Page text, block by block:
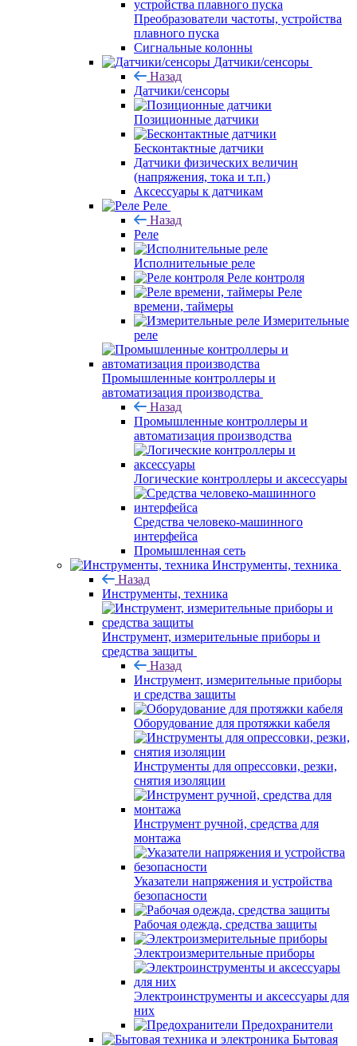
Преобразователи частоты, устройства
плавного пуска
Сигнальные колонны
Датчики/сенсоры
Назад
Датчики/сенсоры
Позиционные датчики
Бесконтактные датчики
Датчики физических величин
(напряжения, тока и т.п.)
Аксессуары к датчикам
Реле
Назад
Реле
Исполнительные реле
Реле контроля
Реле
времени, таймеры
Измерительные
реле
Промышленные контроллеры и
автоматизация производства
Назад
Промышленные контроллеры и
автоматизация производства
Логические контроллеры и аксессуары
Средства человеко-машинного
интерфейса
Промышленная сеть
Инструменты, техника
Назад
Инструменты, техника
Инструмент, измерительные приборы и
средства защиты
Назад
Инструмент, измерительные приборы
и средства защиты
Оборудование для протяжки кабеля
Инструменты для опрессовки, резки,
снятия изоляции
Инструмент ручной, средства для
монтажа
Указатели напряжения и устройства
безопасности
Рабочая одежда, средства защиты
Электроизмерительные приборы
Электроинструменты и аксессуары для
них
Предохранители
Бытовая